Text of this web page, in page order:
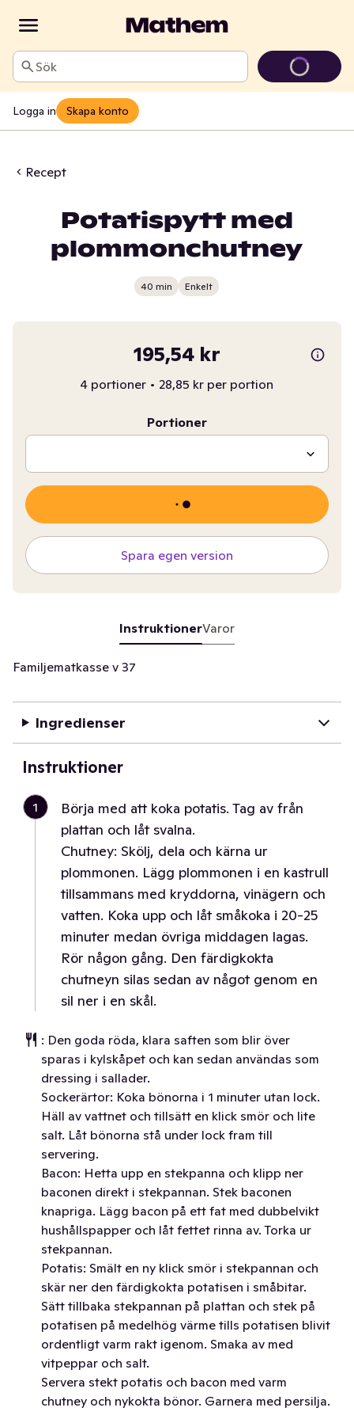
Sök
Logga in Skapa konto
Recept
Potatispytt med
plommonchutney
40 min Enkelt
195,54 kr
4 portioner • 28,85 kr per portion
Portioner
Spara egen version
InstruktionerVaror
Familjematkasse v 37
Ingredienser
Instruktioner
1
Börja med att koka potatis. Tag av från
plattan och låt svalna.
Chutney: Skölj, dela och kärna ur
plommonen. Lägg plommonen i en kastrull
tillsammans med kryddorna, vinägern och
vatten. Koka upp och låt småkoka i 20-25
minuter medan övriga middagen lagas.
Rör någon gång. Den färdigkokta
chutneyn silas sedan av något genom en
sil ner i en skål.
: Den goda röda, klara saften som blir över
sparas i kylskåpet och kan sedan användas som
dressing i sallader.
Sockerärtor: Koka bönorna i 1 minuter utan lock.
Häll av vattnet och tillsätt en klick smör och lite
salt. Låt bönorna stå under lock fram till
servering.
Bacon: Hetta upp en stekpanna och klipp ner
baconen direkt i stekpannan. Stek baconen
knapriga. Lägg bacon på ett fat med dubbelvikt
hushållspapper och låt fettet rinna av. Torka ur
stekpannan.
Potatis: Smält en ny klick smör i stekpannan och
skär ner den färdigkokta potatisen i småbitar.
Sätt tillbaka stekpannan på plattan och stek på
potatisen på medelhög värme tills potatisen blivit
ordentligt varm rakt igenom. Smaka av med
vitpeppar och salt.
Servera stekt potatis och bacon med varm
chutney och nykokta bönor. Garnera med persilja.